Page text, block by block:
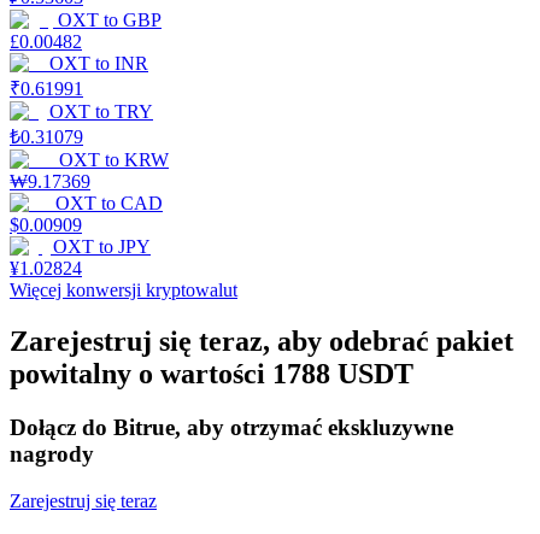
Stawianie
Wysokie zyski i natychmiastowy dostęp
Launchpool
Elastyczne stawianie zakładów, aby zarabiać na popularnych
OXT to GBP
£0.00482
OXT to INR
₹0.61991
OXT to TRY
₺0.31079
OXT to KRW
₩9.17369
OXT to CAD
$0.00909
OXT to JPY
¥1.02824
Więcej konwersji kryptowalut
Zarejestruj się teraz, aby odebrać pakiet
powitalny o wartości 1788 USDT
Dołącz do Bitrue, aby otrzymać ekskluzywne
nagrody
Zarejestruj się teraz